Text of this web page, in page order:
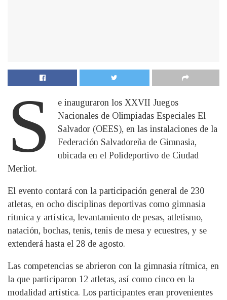
S
e inauguraron los XXVII Juegos
Nacionales de Olimpiadas Especiales El
Salvador (OEES), en las instalaciones de la
Federación Salvadoreña de Gimnasia,
ubicada en el Polideportivo de Ciudad
Merliot.
El evento contará con la participación general de 230
atletas, en ocho disciplinas deportivas como gimnasia
rítmica y artística, levantamiento de pesas, atletismo,
natación, bochas, tenis, tenis de mesa y ecuestres, y se
extenderá hasta el 28 de agosto.
Las competencias se abrieron con la gimnasia rítmica, en
la que participaron 12 atletas, así como cinco en la
modalidad artística. Los participantes eran provenientes